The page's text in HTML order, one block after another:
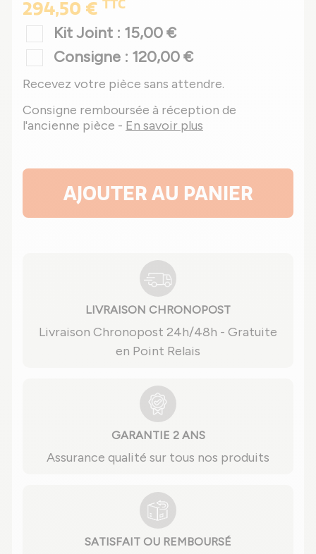
294,50 € TTC
Kit Joint : 15,00 €
Consigne : 120,00 €
Recevez votre pièce sans attendre.
Consigne remboursée à réception de
l'ancienne pièce - En savoir plus
AJOUTER AU PANIER
LIVRAISON CHRONOPOST
Livraison Chronopost 24h/48h - Gratuite
en Point Relais
GARANTIE 2 ANS
Assurance qualité sur tous nos produits
SATISFAIT OU REMBOURSÉ